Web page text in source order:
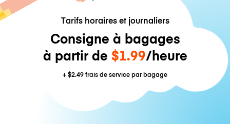
Tarifs horaires et journaliers
Consigne à bagages
à partir de $1.99/heure
+$2.49frais de service par bagage